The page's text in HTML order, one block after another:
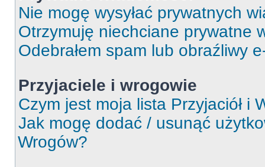
Nie mogę wysyłać prywatnych
Otrzymuję niechciane prywatne
Odebrałem spam lub obraźliwy
Przyjaciele i wrogowie
Czym jest moja lista Przyjaciół i
Jak mogę dodać / usunąć
Wrogów?